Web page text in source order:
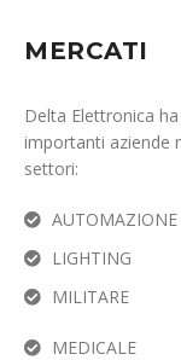
MERCATI
Delta Elettronica
importanti aziende
settori:
LIGHTING
MILITARE
MEDICALE